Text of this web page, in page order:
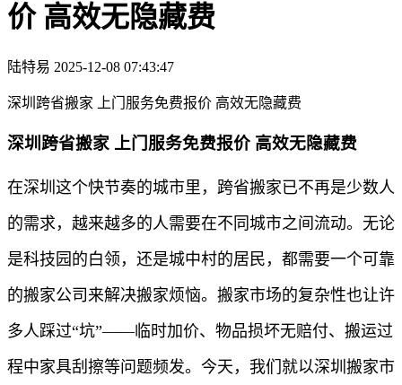
价 高效无隐藏费
陆特易 2025-12-08 07:43:47
深圳跨省搬家 上门服务免费报价 高效无隐藏费
深圳跨省搬家 上门服务免费报价 高效无隐藏费
在深圳这个快节奏的城市里，跨省搬家已不再是少数人
的需求，越来越多的人需要在不同城市之间流动。无论
是科技园的白领，还是城中村的居民，都需要一个可靠
的搬家公司来解决搬家烦恼。搬家市场的复杂性也让许
多人踩过“坑”——临时加价、物品损坏无赔付、搬运过
程中家具刮擦等问题频发。今天，我们就以深圳搬家市